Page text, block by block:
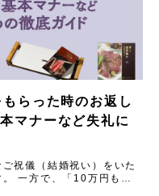
らった時のお返し
マナーなど失礼に
祝儀（結婚祝い）をいた
一方で、「10万円もの